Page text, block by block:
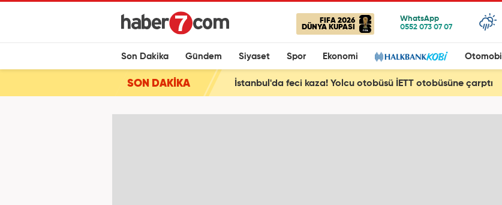
FIFA 2026
DÜNYA KUPASI
Son Dakika Gündem Siyaset Spor Ekonomi Otomobil
SON DAKİKA İstanbul'da feci kaza! Yolcu otobüsü İETT otobüsüne çarptı